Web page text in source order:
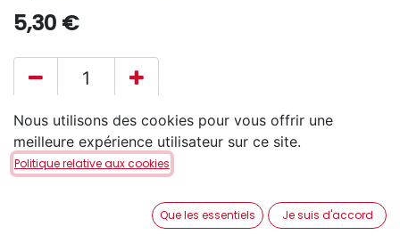
5,30 €
AJOUTER AU PANIER
Disponible en retrait en magasin via notre service
Aucune livraison à domicile.
Nous utilisons des cookies pour vous offrir une
meilleure expérience utilisateur sur ce site.
Politique relative aux cookies
Que les essentiels Je suis d'accord